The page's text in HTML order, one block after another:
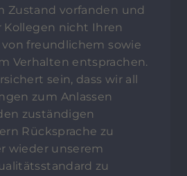
Zustand vorfanden und
Kollegen nicht Ihren
freundlichem sowie
Verhalten entsprachen.
sein, dass wir all
zum Anlassen
zuständigen
Rücksprache zu
wieder unserem
zu